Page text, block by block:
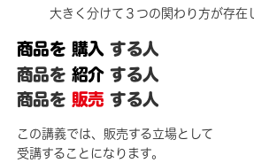
大きく分けて３つの関わり方が存在
商品を 購入 する人
商品を 紹介 する人
商品を 販売する人
この講義では、販売する立場として
受講することになります。